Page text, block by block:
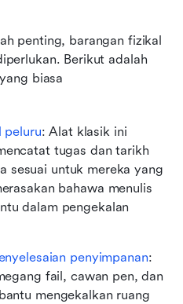
penting, barangan fizikal
Berikut adalah
biasa
peluru: Alat klasik ini
tugas dan tarikh
sesuai untuk mereka yang
bahawa menulis
dalam pengekalan
penyimpanan:
fail, cawan pen, dan
mengekalkan ruang